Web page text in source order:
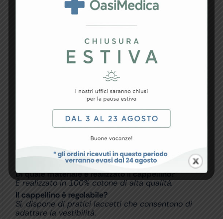
Dotato di pratici laccetti regolabili, permette una
particolarmente indicata per uomini e donne con
capelli corti o di media lunghezza, assicurando una
perfetta aderenza senza compromettere il comfort.
Leggero, resistente e facilmente lavabile, il
Cappellino Fantasia Tartarughe M rappresenta una
soluzione ideale per chi cerca qualità, funzionalità e
stile nell’abbigliamento sanitario professionale.
FAQ – Domande e Risposte
A chi è consigliata la taglia M?
La taglia M è indicata per uomini e donne con
capelli corti o di media lunghezza.
Di quale materiale è realizzato il cappellino?
È realizzato in 100% cotone di alta qualità.
Il cappellino è regolabile?
Sì, dispone di pratici laccetti che consentono di
adattare la vestibilità.